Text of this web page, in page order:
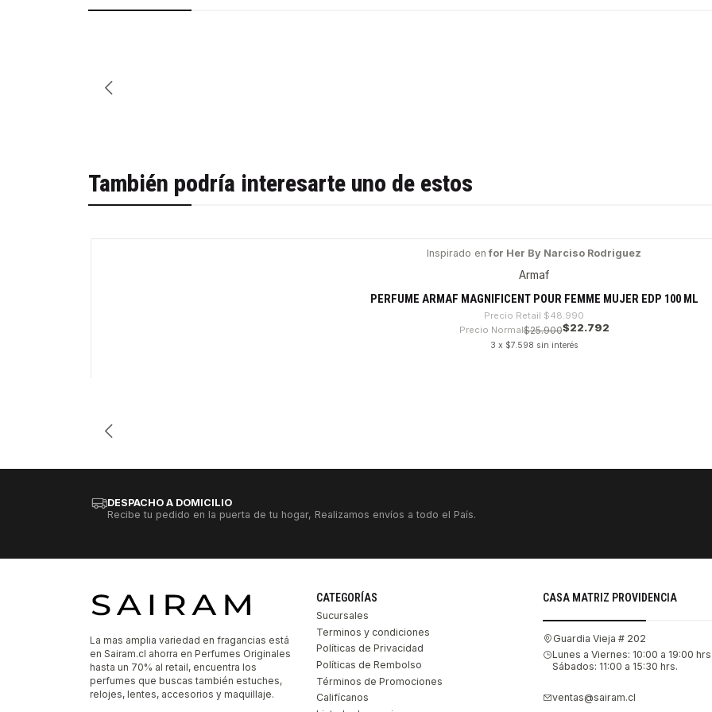
También podría interesarte uno de estos
Inspirado en for Her By Narciso Rodriguez
Armaf
PERFUME ARMAF MAGNIFICENT POUR FEMME MUJER EDP 100 ML
Precio Retail $48.990
Precio Normal$25.900$22.792
3 x $7.598 sin interés
DESPACHO A DOMICILIO
Recibe tu pedido en la puerta de tu hogar, Realizamos envíos a todo el País.
La mas amplia variedad en fragancias está
en Sairam.cl ahorra en Perfumes Originales
hasta un 70% al retail, encuentra los
perfumes que buscas también estuches,
relojes, lentes, accesorios y maquillaje.
CATEGORÍAS
Sucursales
Terminos y condiciones
Políticas de Privacidad
Políticas de Rembolso
Términos de Promociones
Califícanos
CASA MATRIZ PROVIDENCIA
Guardia Vieja # 202
Lunes a Viernes: 10:00 a 19:00
Sábados: 11:00 a 15:30 hrs.
ventas@sairam.cl